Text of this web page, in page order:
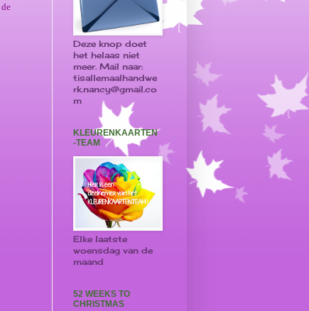
Deze knop doet
het helaas niet
meer. Mail naar:
tisallemaalhandwe
rk.nancy@gmail.co
m
KLEURENKAARTEN
-TEAM
Elke laatste
woensdag van de
maand
52 WEEKS TO
CHRISTMAS